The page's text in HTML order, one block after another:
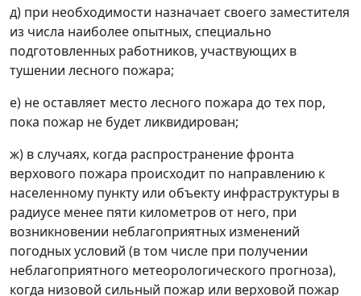
д) при необходимости назначает своего заместителя
из числа наиболее опытных, специально
подготовленных работников, участвующих в
тушении лесного пожара;
е) не оставляет место лесного пожара до тех пор,
пока пожар не будет ликвидирован;
ж) в случаях, когда распространение фронта
верхового пожара происходит по направлению к
населенному пункту или объекту инфраструктуры в
радиусе менее пяти километров от него, при
возникновении неблагоприятных изменений
погодных условий (в том числе при получении
неблагоприятного метеорологического прогноза),
когда низовой сильный пожар или верховой пожар